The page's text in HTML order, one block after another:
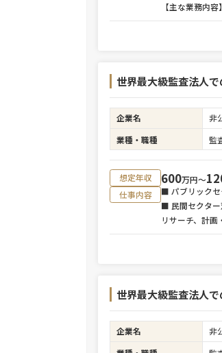
【主な業務内容】
世界最大級監査法人
企業名 非
業種・職種
監
想定年収 600万円〜
仕事内容
■ パブリックセ
■ 民間セクター
リサーチ、計画
世界最大級監査法人
企業名 非